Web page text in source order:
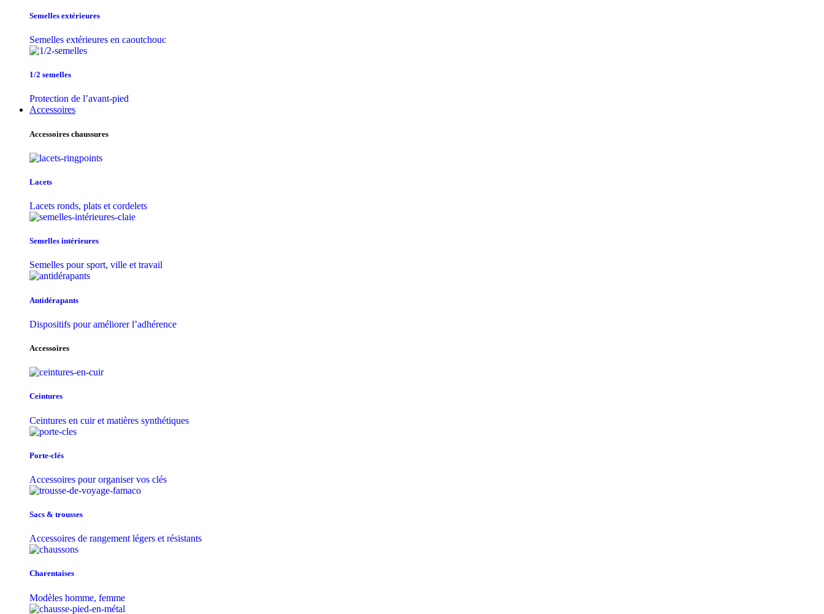
Semelles extérieures
Semelles extérieures en caoutchouc
1/2 semelles
Protection de l’avant-pied
Accessoires
Accessoires chaussures
Lacets
Lacets ronds, plats et cordelets
Semelles intérieures
Semelles pour sport, ville et travail
Antidérapants
Dispositifs pour améliorer l’adhérence
Accessoires
Ceintures
Ceintures en cuir et matières synthétiques
Porte-clés
Accessoires pour organiser vos clés
Sacs & trousse​s
Accessoires de rangement légers et résistants
Charentaises
Modèles homme, femme